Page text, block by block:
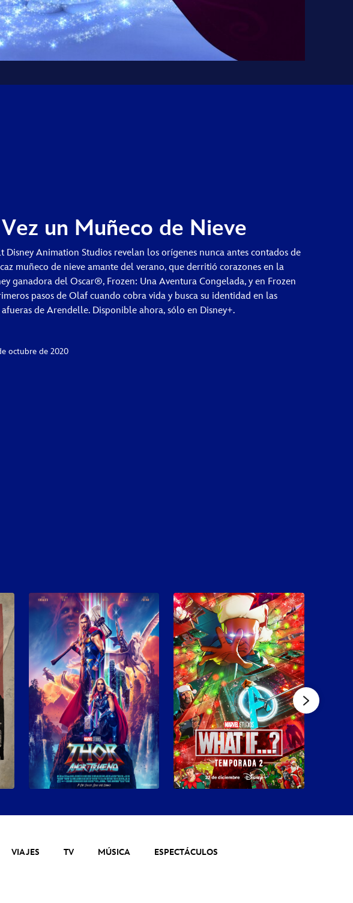
un Muñeco de Nieve
Disney Animation Studios revelan los orígenes nunca antes contados de
muñeco de nieve amante del verano, que derritió corazones en la
ganadora del Oscar®, Frozen: Una Aventura Congelada, y en Frozen
pasos de Olaf cuando cobra vida y busca su identidad en las
afueras de Arendelle. Disponible ahora, sólo en Disney+.
octubre de 2020
VIAJES TV MÚSICA
ESPECTÁCULOS